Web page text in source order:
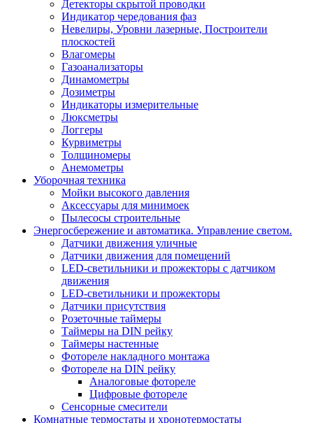
Детекторы скрытой проводки
Индикатор чередования фаз
Невелиры, Уровни лазерные, Построители
плоскостей
Влагомеры
Газоанализаторы
Динамометры
Дозиметры
Индикаторы измерительные
Люксметры
Логгеры
Курвиметры
Толщиномеры
Анемометры
Уборочная техника
Мойки высокого давления
Аксессуары для минимоек
Пылесосы строительные
Энергосбережение и автоматика. Управление светом.
Датчики движения уличные
Датчики движения для помещений
LED-светильники и прожекторы с датчиком
движения
LED-светильники и прожекторы
Датчики присутствия
Розеточные таймеры
Таймеры на DIN рейку
Таймеры настенные
Фотореле накладного монтажа
Фотореле на DIN рейку
Аналоговые фотореле
Цифровые фотореле
Сенсорные смесители
Комнатные термостаты и хронотермостаты